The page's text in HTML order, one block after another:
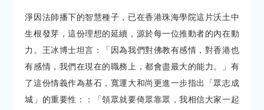
淨因法師播下的智慧種子，已在香港珠海學院這片沃土中
生根發芽，這份理想的延續，源於每一位推動者的內在動
力。王冰博士坦言：「因為我們對佛教有感情，對香港也
有感情，我們在現在的職務上，都會盡最大的能力。」有
了這份情義作為基石，寬運大和尚更進一步指出「眾志成
城」的重要性：：「領眾就要倚眾靠眾，我相信大家一起